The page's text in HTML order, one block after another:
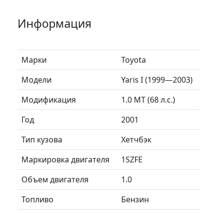
Информация
Марки
Toyota
Модели
Yaris I (1999—2003)
Модификация
1.0 MT (68 л.с.)
Год
2001
Тип кузова
Хетчбэк
Маркировка двигателя
1SZFE
Объем двигателя
1.0
Топливо
Бензин